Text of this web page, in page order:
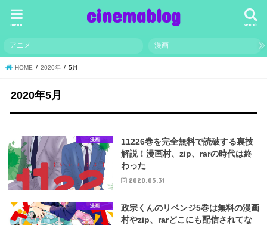
cinemablog search
menu
アニメ 漫画
HOME 2020年 5月
2020年5月
漫画
11226巻を完全無料で読破する裏技
解説！漫画村、zip、rarの時代は終
わった
2020.05.31
漫画
政宗くんのリベンジ5巻は無料の漫画
村やzip、rarどこにも配信されてな